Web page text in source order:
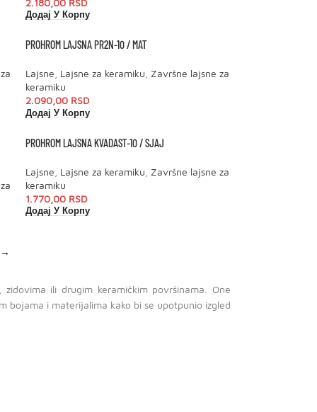
Додај У Корпу
PROHROM LAJSNA PR2N-10 / MAT
Lajsne Lajsne za keramiku Završne lajsne za
keramiku
2.090,00 RSD
Додај У Корпу
PROHROM LAJSNA KVADAST-10 / SJAJ
Lajsne Lajsne za keramiku Završne lajsne za
keramiku
1.770,00 RSD
Додај У Корпу
→
ili drugim keramičkim površinama. One
bojama i materijalima kako bi se upotpunio izgled